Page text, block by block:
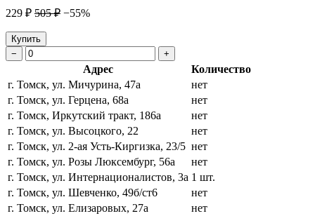
229 ₽ 505 ₽ −55%
Купить
−
+
Адрес
Количество
г. Томск, ул. Мичурина, 47а
нет
г. Томск, ул. Герцена, 68а
нет
г. Томск, Иркутский тракт, 186а
нет
г. Томск, ул. Высоцкого, 22
нет
г. Томск, ул. 2-ая Усть-Киргизка, 23/5 нет
г. Томск, ул. Розы Люксембург, 56а
нет
г. Томск, ул. Интернационалистов, 3а 1 шт.
г. Томск, ул. Шевченко, 49б/ст6
нет
г. Томск, ул. Елизаровых, 27а
нет